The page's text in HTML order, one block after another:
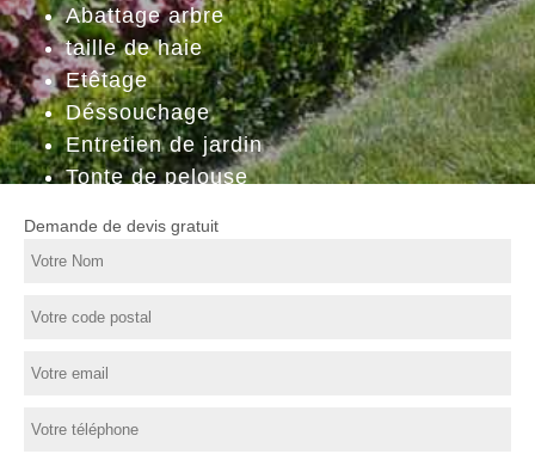
Abattage arbre
taille de haie
Etêtage
Déssouchage
Entretien de jardin
Tonte de pelouse
Demande de devis gratuit